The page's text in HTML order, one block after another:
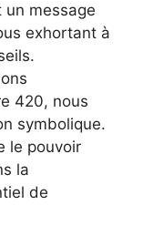
un message
exhortant à
420, nous
symbolique.
le pouvoir
la
de